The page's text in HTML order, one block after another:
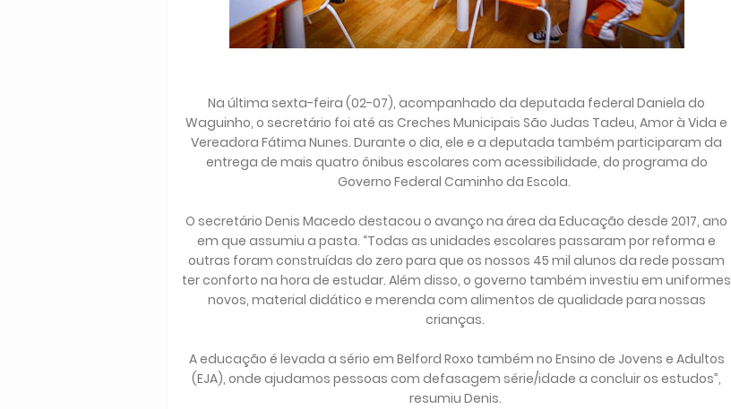
Na última sexta-feira (02-07), acompanhado da deputada federal Daniela do
Waguinho, o secretário foi até as Creches Municipais São Judas Tadeu, Amor à Vida e
Vereadora Fátima Nunes. Durante o dia, ele e a deputada também participaram da
entrega de mais quatro ônibus escolares com acessibilidade, do programa do
Governo Federal Caminho da Escola.
O secretário Denis Macedo destacou o avanço na área da Educação desde 2017, ano
em que assumiu a pasta. “Todas as unidades escolares passaram por reforma e
outras foram construídas do zero para que os nossos 45 mil alunos da rede possam
ter conforto na hora de estudar. Além disso, o governo também investiu em uniformes
novos, material didático e merenda com alimentos de qualidade para nossas
crianças.
A educação é levada a sério em Belford Roxo também no Ensino de Jovens e Adultos
(EJA), onde ajudamos pessoas com defasagem série/idade a concluir os estudos”,
resumiu Denis.